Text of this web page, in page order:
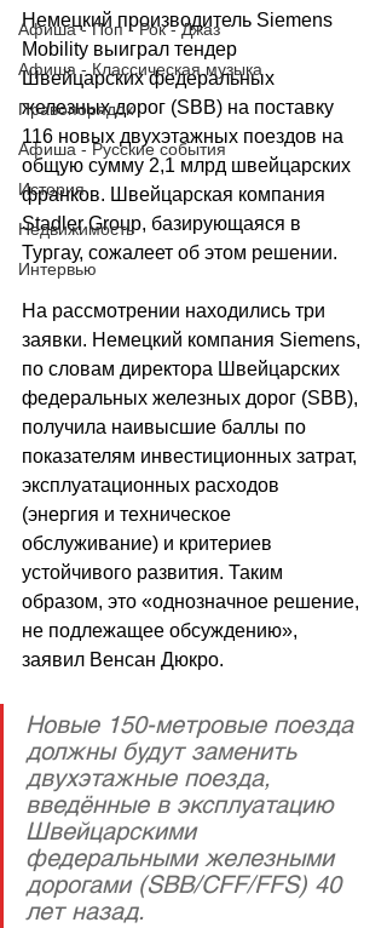
Афиша - Поп - Рок - Джаз
Афиша - Классическая музыка
Правопорядок
Афиша - Русские события
История
Недвижимость
Интервью
Немецкий производитель Siemens
Mobility выиграл тендер
Швейцарских федеральных
железных дорог (SBB) на поставку
116 новых двухэтажных поездов на
общую сумму 2,1 млрд швейцарских
франков. Швейцарская компания
Stadler Group, базирующаяся в
Тургау, сожалеет об этом решении.
На рассмотрении находились три
заявки. Немецкий компания Siemens,
по словам директора Швейцарских
федеральных железных дорог (SBB),
получила наивысшие баллы по
показателям инвестиционных затрат,
эксплуатационных расходов
(энергия и техническое
обслуживание) и критериев
устойчивого развития. Таким
образом, это «однозначное решение,
не подлежащее обсуждению»,
заявил Венсан Дюкро.
Новые 150-метровые поезда
должны будут заменить
двухэтажные поезда,
введённые в эксплуатацию
Швейцарскими
федеральными железными
дорогами (SBB/CFF/FFS) 40
лет назад.